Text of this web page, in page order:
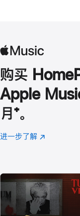
购买
Apple
月 脚
注
⁺。
进一步了解 Apple
(在
口
中
打
开)